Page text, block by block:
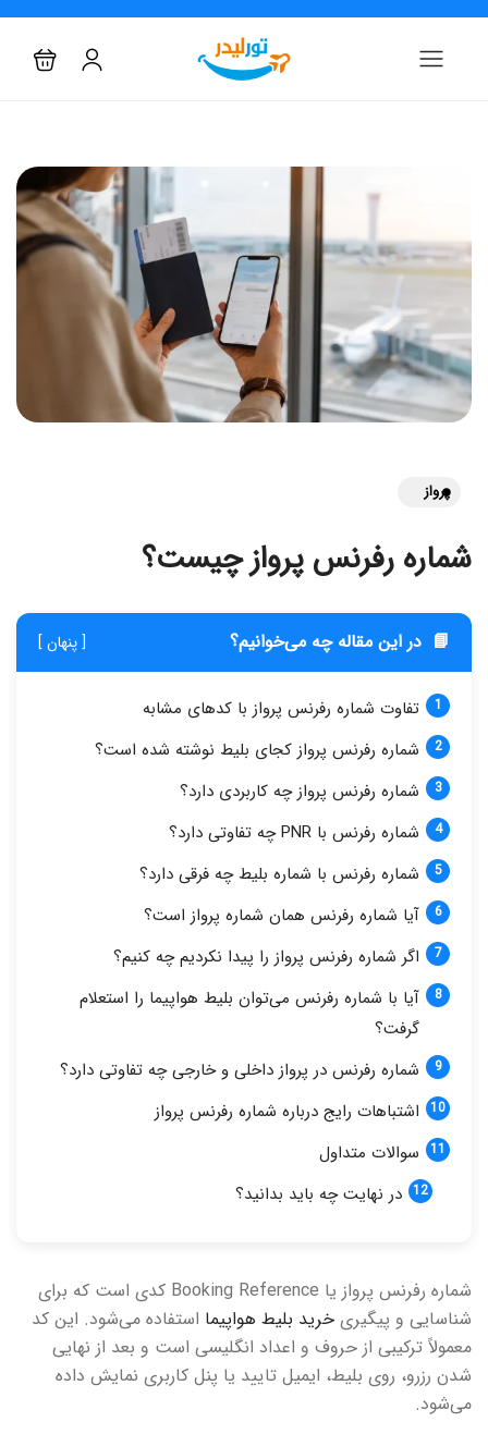
پرواز
شماره رفرنس پرواز چیست؟
📘 در این مقاله چه می‌خوانیم؟ [ پنهان ]
تفاوت شماره رفرنس پرواز با کدهای مشابه
شماره رفرنس پرواز کجای بلیط نوشته شده است؟
شماره رفرنس پرواز چه کاربردی دارد؟
شماره رفرنس با PNR چه تفاوتی دارد؟
شماره رفرنس با شماره بلیط چه فرقی دارد؟
آیا شماره رفرنس همان شماره پرواز است؟
اگر شماره رفرنس پرواز را پیدا نکردیم چه کنیم؟
آیا با شماره رفرنس می‌توان بلیط هواپیما را استعلام
گرفت؟
شماره رفرنس در پرواز داخلی و خارجی چه تفاوتی دارد؟
اشتباهات رایج درباره شماره رفرنس پرواز
سوالات متداول
در نهایت چه باید بدانید؟
شماره رفرنس پرواز یا Booking Reference کدی است که برای
شناسایی و پیگیری خرید بلیط هواپیما استفاده می‌شود. این کد
معمولاً ترکیبی از حروف و اعداد انگلیسی است و بعد از نهایی
شدن رزرو، روی بلیط، ایمیل تایید یا پنل کاربری نمایش داده
می‌شود.